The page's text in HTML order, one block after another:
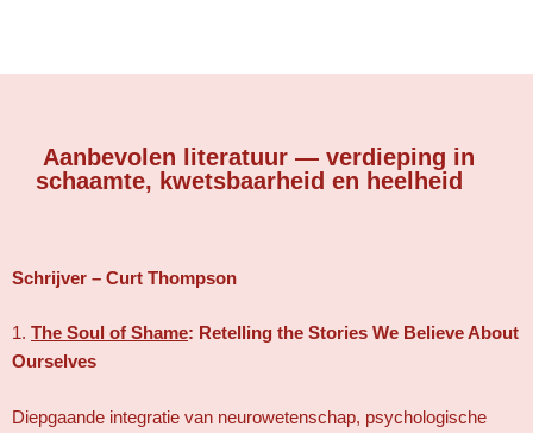
Aanbevolen literatuur — verdieping in
schaamte, kwetsbaarheid en heelheid
Schrijver – Curt Thompson
1. The Soul of Shame: Retelling the Stories We Believe About
Ourselves
Diepgaande integratie van neurowetenschap, psychologische